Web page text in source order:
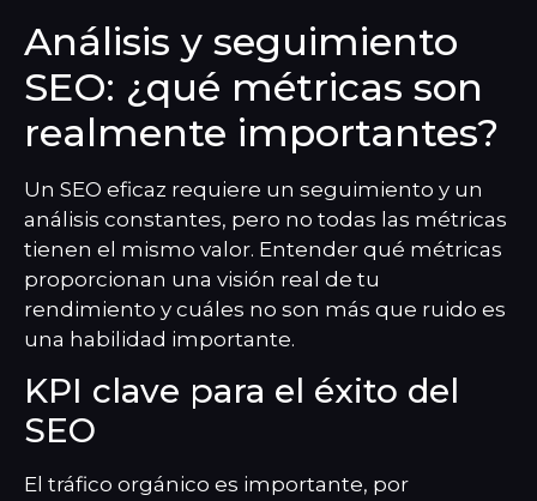
Análisis y seguimiento
SEO: ¿qué métricas son
realmente importantes?
Un SEO eficaz requiere un seguimiento y un
análisis constantes, pero no todas las métricas
tienen el mismo valor. Entender qué métricas
proporcionan una visión real de tu
rendimiento y cuáles no son más que ruido es
una habilidad importante.
KPI clave para el éxito del
SEO
El tráfico orgánico es importante, por